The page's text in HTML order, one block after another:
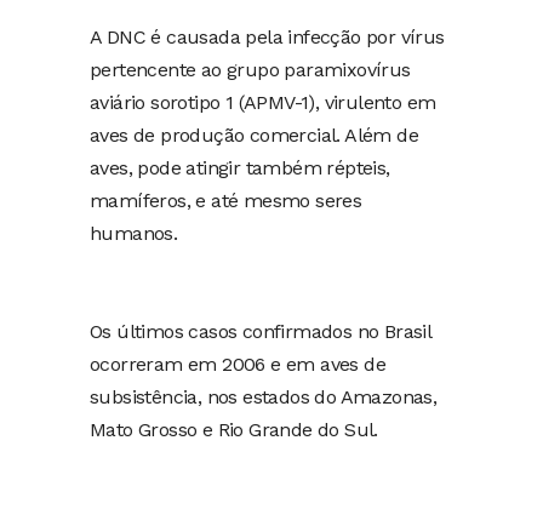
A DNC é causada pela infecção por vírus
pertencente ao grupo paramixovírus
aviário sorotipo 1 (APMV-1), virulento em
aves de produção comercial. Além de
aves, pode atingir também répteis,
mamíferos, e até mesmo seres
humanos.
Os últimos casos confirmados no Brasil
ocorreram em 2006 e em aves de
subsistência, nos estados do Amazonas,
Mato Grosso e Rio Grande do Sul.